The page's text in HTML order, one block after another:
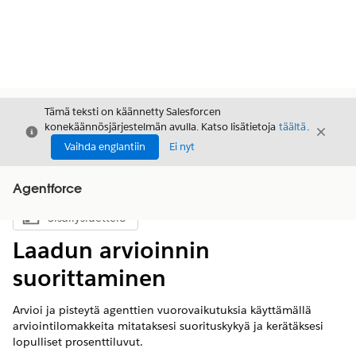
Sulje
Tämä teksti on käännetty Salesforcen
konekäännösjärjestelmän avulla. Katso lisätietoja täältä.
Vaihda englantiin
Ei nyt
Sulje
Agentforce
Näytä sisällysluettelo
Sisällysluettelo
Laadun arvioinnin
suorittaminen
Arvioi ja pisteytä agenttien vuorovaikutuksia käyttämällä
arviointilomakkeita mitataksesi suorituskykyä ja kerätäksesi
lopulliset prosenttiluvut.